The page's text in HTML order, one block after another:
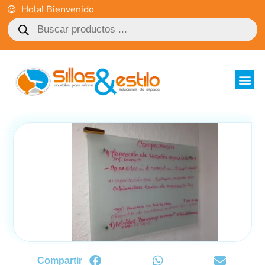
Hola! Bienvenido
Compartir